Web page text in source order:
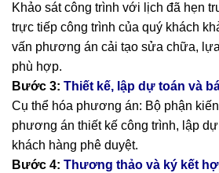
Khảo sát công trình với lịch đã hẹn
trực tiếp công trình của quý khách
vấn phương án cải tạo sửa chữa,
phù hợp.
Bước 3: Thiết kế, lập dự toán và
Cụ thể hóa phương án: Bộ phận
phương án thiết kế công trình, lập
khách hàng phê duyệt.
Bước 4: Thương thảo và ký kết